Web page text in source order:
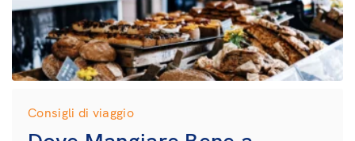
Consigli di viaggio